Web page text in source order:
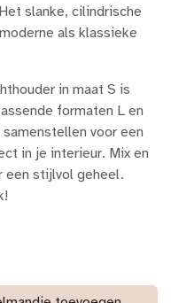
slanke, cilindrische
als klassieke
in maat S is
formaten L en
voor een
in je interieur. Mix en
een stijlvol geheel.